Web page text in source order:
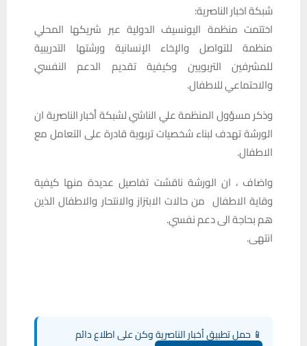
شبكة اخبار الناصرية:
اختتمت منظمة اليونسيف الدولية عبر شريكها المحلي
منظمة للتواصل والإخاء الإنسانية ورشتها التدريبية
للمشرفين التربويين وكيفية تقديم الدعم النفسي
والاحتماعي للاطفال.
وذكر مسؤول المنظمة علي الناشي لشبكة أخبار الناصرية ان
الورشة تهدف لبناء شخصيات تربوية قادرة على التعامل مع
الاطفال.
واضاف ، ان الورشة ناقشت تفاصيل عديدة منها كيفية
وقاية الاطفال من حالات الابتزاز والانتحار والاطفال الذين
هم بحاجة الى دعم نفسي.
انتهى.
📱 حمل تطبيق أخبار الناصرية وكن على اطلاع دائم